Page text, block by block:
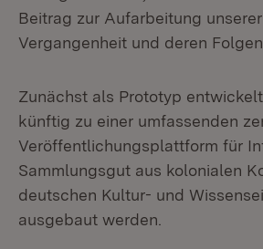
Beitrag zur Aufarbeitung
Vergangenheit und deren
Zunächst als Prototyp
künftig zu einer umfassenden
Veröffentlichungsplattform für
Sammlungsgut aus kolonialen
deutschen Kultur- und
ausgebaut werden.